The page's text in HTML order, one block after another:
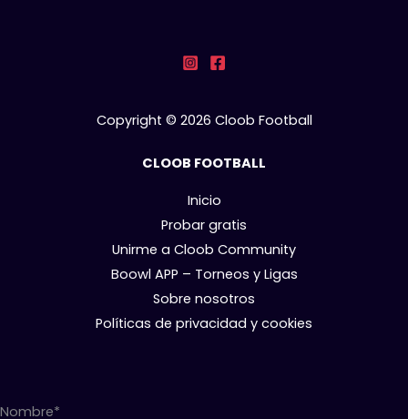
Copyright © 2026 Cloob Football
CLOOB FOOTBALL
Inicio
Probar gratis
Unirme a Cloob Community
Boowl APP – Torneos y Ligas
Sobre nosotros
Políticas de privacidad y cookies
Nombre*